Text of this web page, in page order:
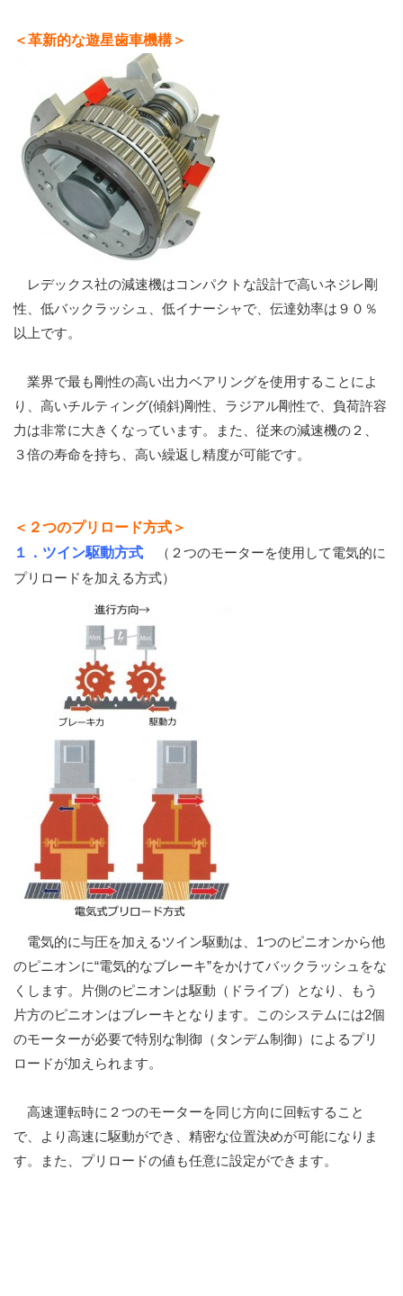
＜革新的な遊星歯車機構＞
レデックス社の減速機はコンパクトな設計で高いネジレ剛
性、低バックラッシュ、低イナーシャで、伝達効率は９０％
以上です。
業界で最も剛性の高い出力ベアリングを使用することによ
り、高いチルティング(傾斜)剛性、ラジアル剛性で、負荷許容
力は非常に大きくなっています。また、従来の減速機の２、
３倍の寿命を持ち、高い繰返し精度が可能です。
＜２つのプリロード方式＞
１．ツイン駆動方式
（２つのモーターを使用して電気的に
プリロードを加える方式）
電気的に与圧を加えるツイン駆動は、1つのピニオンから他
のピニオンに“電気的なブレーキ”をかけてバックラッシュをな
くします。片側のピニオンは駆動（ドライブ）となり、もう
片方のピニオンはブレーキとなります。このシステムには2個
のモーターが必要で特別な制御（タンデム制御）によるプリ
ロードが加えられます。
高速運転時に２つのモーターを同じ方向に回転すること
で、より高速に駆動ができ、精密な位置決めが可能になりま
す。また、プリロードの値も任意に設定ができます。